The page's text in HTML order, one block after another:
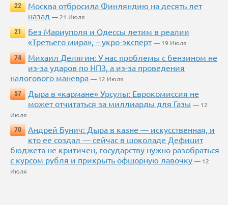
22
Москва отбросила Финляндию на десять лет
назад — 21 Июля
21
Без Мариуполя и Одессы летим в реалии
«Третьего мира», – укро-эксперт — 19 Июля
74
Михаил Делягин: У нас проблемы с бензином не
из-за ударов по НПЗ, а из-за проведения
налогового маневра — 12 Июля
57
Дыра в «кармане» Урсулы: Еврокомиссия не
может отчитаться за миллиарды для Газы — 12
Июля
70
Андрей Бунич: Дыра в казне — искусственная, и
кто ее создал — сейчас в шоколаде Дефицит
бюджета не критичен, государству нужно разобраться
с курсом рубля и прикрыть офшорную лавочку — 12
Июля